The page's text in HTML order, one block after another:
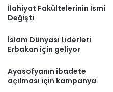
İlahiyat Fakültelerinin İsmi
Değişti
İslam Dünyası Liderleri
Erbakan için geliyor
Ayasofyanın ibadete
açılması için kampanya